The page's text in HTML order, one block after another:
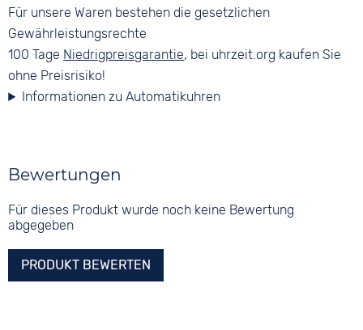
Für unsere Waren bestehen die gesetzlichen
Gewährleistungsrechte
100 Tage Niedrigpreisgarantie, bei uhrzeit.org kaufen Sie
ohne Preisrisiko!
Informationen zu Automatikuhren
Bewertungen
Für dieses Produkt wurde noch keine Bewertung
abgegeben
PRODUKT BEWERTEN